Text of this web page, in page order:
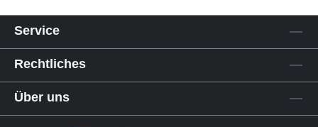
Service
Rechtliches
Über uns